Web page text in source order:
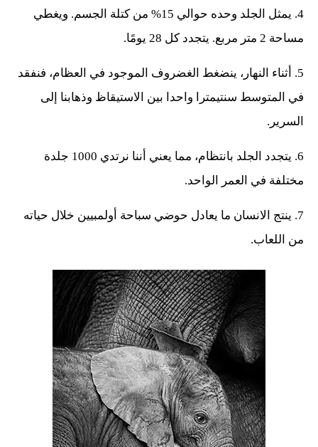
4. يمثل الجلد وحده حوالي 15% من كتلة الجسم. ويغطي
مساحة 2 متر مربع. يتجدد كل 28 يومًا.
5. أثناء النهار، ينضغط الغضروف الموجود في العظام، فنفقد
في المتوسط ​​سنتيمترا واحدا بين الاستيقاظ وذهابنا إلى
السرير.
6. يتجدد الجلد بانتظام، مما يعني أننا نرتدي 1000 جلدة
مختلفة في العمر الواحد.
7. ينتج الانسان ما يعادل حوضي سباحة أولمبيين خلال حياته
من اللعاب.